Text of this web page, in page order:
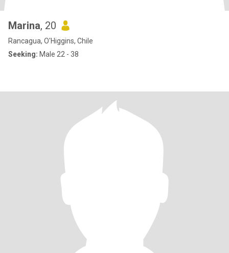
Marina, 20
Rancagua, O'Higgins, Chile
Seeking: Male 22 - 38